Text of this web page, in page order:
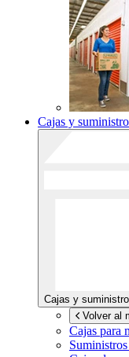
Cajas y
Cajas y
Volver al
Cajas para